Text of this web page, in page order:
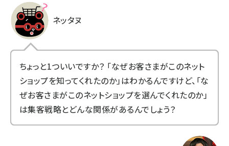
ネッタヌ
ちょっと1ついいですか？ 「なぜお客さまがこのネット
ショップを知ってくれたのか」はわかるんですけど、「な
ぜお客さまがこのネットショップを選んでくれたのか」
は集客戦略とどんな関係があるんでしょう？